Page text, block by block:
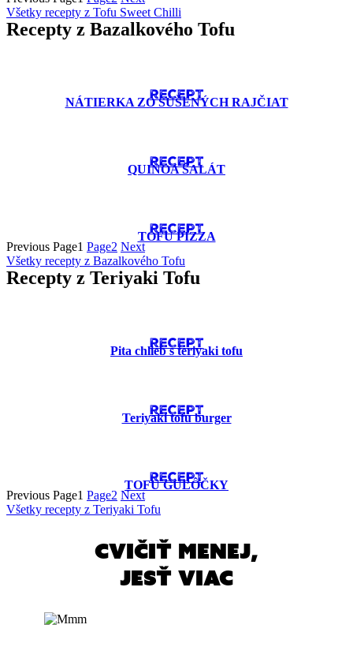
Všetky recepty z Tofu Sweet Chilli
Recepty z Bazalkového Tofu
RECEPT
NÁTIERKA ZO SUŠENÝCH RAJČIAT
RECEPT
QUINOA ŠALÁT
RECEPT
TOFU PIZZA
Previous Page1 Page2 Next
Všetky recepty z Bazalkového Tofu
Recepty z Teriyaki Tofu
RECEPT
Pita chlieb s teriyaki tofu
RECEPT
Teriyaki tofu burger
RECEPT
TOFU GUĽÔČKY
Previous Page1 Page2 Next
Všetky recepty z Teriyaki Tofu
cvičiť menej,
jesť viac